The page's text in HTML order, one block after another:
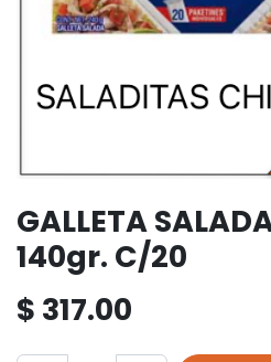
GALLETA
140gr. C/20
$ 317.00